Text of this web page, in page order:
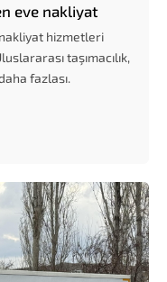
eve nakliyat
hizmetleri
taşımacılık,
fazlası.